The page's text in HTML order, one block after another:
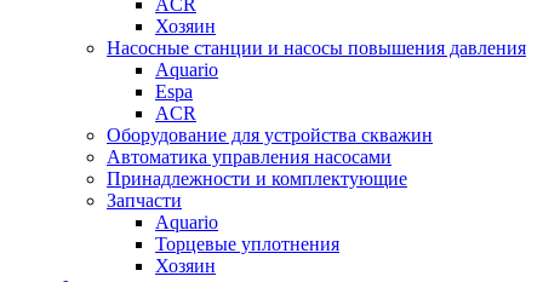
ACR
Хозяин
Насосные станции и насосы повышения давления
Aquario
Espa
ACR
Оборудование для устройства скважин
Автоматика управления насосами
Принадлежности и комплектующие
Запчасти
Aquario
Торцевые уплотнения
Хозяин